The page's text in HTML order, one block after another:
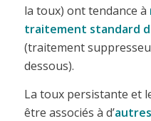
la toux) ont tendance à
traitement standard
(traitement
dessous).
La toux persistante et
être associés à d’